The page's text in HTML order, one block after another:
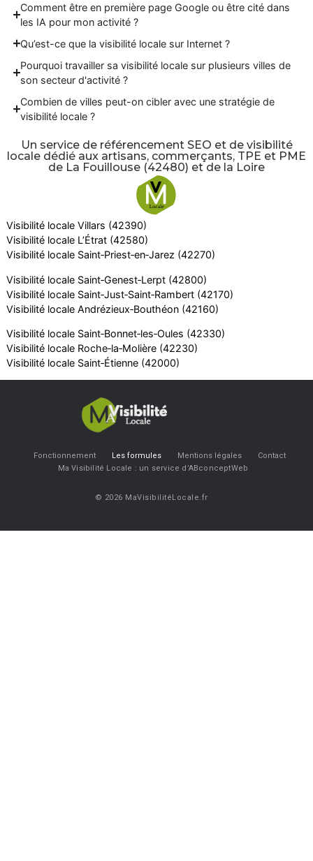
Comment être en première page Google ou être cité dans
les IA pour mon activité ?
Qu’est-ce que la visibilité locale sur Internet ?
Pourquoi travailler sa visibilité locale sur plusieurs villes de
son secteur d'activité ?
Combien de villes peut-on cibler avec une stratégie de
visibilité locale ?
Un service de référencement SEO et de visibilité
locale dédié aux artisans, commerçants, TPE et PME
de La Fouillouse (42480) et de la Loire
Visibilité locale Villars (42390)
Visibilité locale L’Étrat (42580)
Visibilité locale Saint‑Priest‑en‑Jarez (42270)
Visibilité locale Saint‑Genest‑Lerpt (42800)
Visibilité locale Saint‑Just‑Saint‑Rambert (42170)
Visibilité locale Andrézieux‑Bouthéon (42160)
Visibilité locale Saint‑Bonnet‑les‑Oules (42330)
Visibilité locale Roche‑la‑Molière (42230)
Visibilité locale Saint‑Étienne (42000)
Fonctionnement Les formules Mentions légales
Contact
Ma Visibilité Locale : un service d’ABconceptWeb
© 2026 MaVisibilitéLocale.fr